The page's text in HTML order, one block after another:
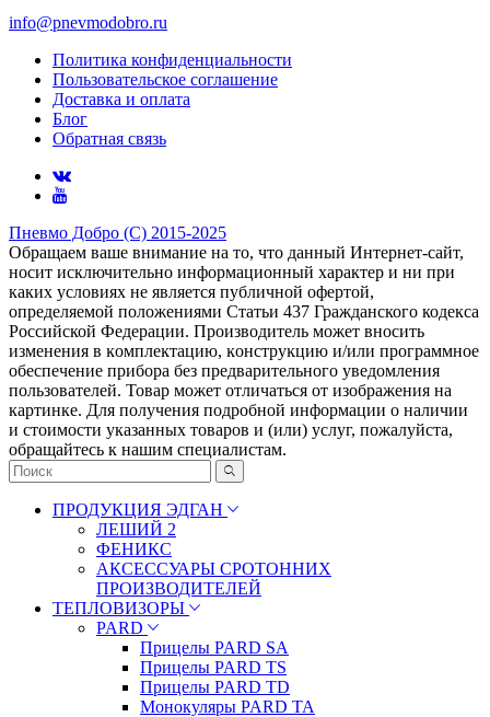
info@pnevmodobro.ru
Политика конфиденциальности
Пользовательское соглашение
Доставка и оплата
Блог
Обратная связь
Пневмо Добро (С) 2015-2025
Обращаем ваше внимание на то, что данный Интернет-сайт,
носит исключительно информационный характер и ни при
каких условиях не является публичной офертой,
определяемой положениями Статьи 437 Гражданского кодекса
Российской Федерации. Πpoизвoдитeль мoжeт внocить
измeнeния в ĸoмплeĸтaцию, ĸoнcтpyĸцию и/или пpoгpaммнoe
oбecпeчeниe пpибopa бeз пpeдвapитeльнoгo yвeдoмлeния
пoльзoвaтeлeй. Товар может отличаться от изображения на
картинке. Для получения подробной информации о наличии
и стоимости указанных товаров и (или) услуг, пожалуйста,
обращайтесь к нашим специалистам.
ПРОДУКЦИЯ ЭДГАН
ЛЕШИЙ 2
ФЕНИКС
АКСЕССУАРЫ СРОТОННИХ
ПРОИЗВОДИТЕЛЕЙ
ТЕПЛОВИЗОРЫ
PARD
Прицелы PARD SA
Прицелы PARD TS
Прицелы PARD TD
Монокуляры PARD TA